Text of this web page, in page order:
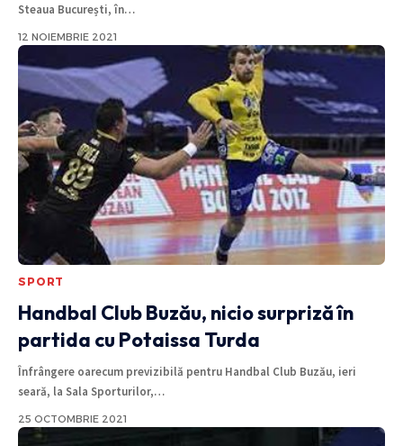
Steaua București, în…
12 NOIEMBRIE 2021
SPORT
Handbal Club Buzău, nicio surpriză în
partida cu Potaissa Turda
Înfrângere oarecum previzibilă pentru Handbal Club Buzău, ieri
seară, la Sala Sporturilor,…
25 OCTOMBRIE 2021